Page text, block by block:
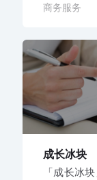
商务服务
成长冰块
「成长冰